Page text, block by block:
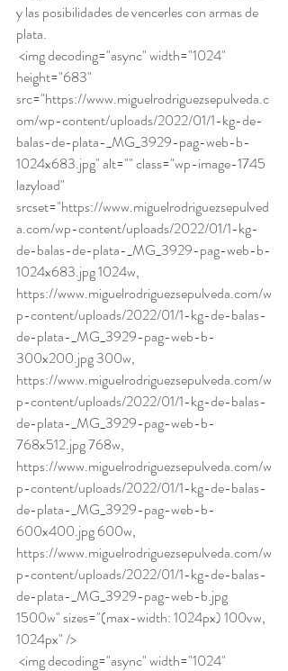
y las posibilidades de vencerles con armas de
plata.
height="683"
src="https://www.miguelrodriguezsepulveda.c
om/wp-content/uploads/2022/01/1-kg-de-
balas-de-plata-_MG_3929-pag-web-b-
1024x683.jpg" alt="" class="wp-image-1745
lazyload"
srcset="https://www.miguelrodriguezsepulved
a.com/wp-content/uploads/2022/01/1-kg-
de-balas-de-plata-_MG_3929-pag-web-b-
1024x683.jpg 1024w,
https://www.miguelrodriguezsepulveda.com/w
p-content/uploads/2022/01/1-kg-de-balas-
de-plata-_MG_3929-pag-web-b-
300x200.jpg 300w,
https://www.miguelrodriguezsepulveda.com/w
p-content/uploads/2022/01/1-kg-de-balas-
de-plata-_MG_3929-pag-web-b-
768x512.jpg 768w,
https://www.miguelrodriguezsepulveda.com/w
p-content/uploads/2022/01/1-kg-de-balas-
de-plata-_MG_3929-pag-web-b-
600x400.jpg 600w,
https://www.miguelrodriguezsepulveda.com/w
p-content/uploads/2022/01/1-kg-de-balas-
de-plata-_MG_3929-pag-web-b.jpg
1500w" sizes="(max-width: 1024px) 100vw,
1024px" />